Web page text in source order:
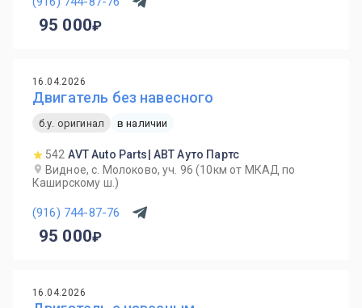
95 000
16.04.2026
Двигатель без навесного
б.у. оригинал в наличии
542 AVT Auto Parts| АВТ Ауто Партс
Видное, с. Молоково, уч. 96 (10км от МКАД по
Каширскому ш.)
(916) 744-87-76
95 000
16.04.2026